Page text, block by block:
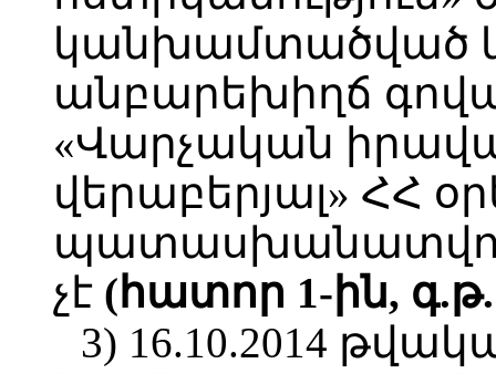
կանխամտածված
անբարեխիղճ
«Վարչական
վերաբերյալ» ՀՀ
չէ (հատոր 1-ին, գ.թ.
3) 16.10.2014